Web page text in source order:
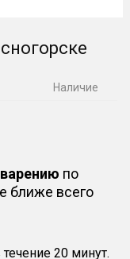
Наличие
по
ближе всего
20 минут.